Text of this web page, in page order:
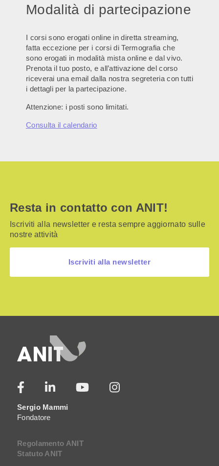
Modalità di partecipazione
I corsi sono erogati online in diretta streaming,
fatta eccezione per i corsi di Termografia che
sono erogati in modalità mista online e dal vivo.
Prenota il tuo posto, e all’attivazione del corso
riceverai una email dalla nostra segreteria con tutti
i dettagli per la partecipazione.
Attenzione: i posti sono limitati.
Consulta il calendario
Resta in contatto con ANIT!
Iscriviti alla newsletter e resta sempre aggiornato sulle
nostre attività
Iscriviti alla newsletter
Sergio Mammi
Fondatore
Regolamento ANIT
Statuto ANIT